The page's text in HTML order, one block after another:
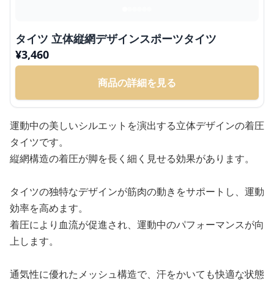
タイツ 立体縦網デザインスポーツタイツ
¥3,460
商品の詳細を見る
運動中の美しいシルエットを演出する立体デザインの着圧
タイツです。
縦網構造の着圧が脚を長く細く見せる効果があります。
タイツの独特なデザインが筋肉の動きをサポートし、運動
効率を高めます。
着圧により血流が促進され、運動中のパフォーマンスが向
上します。
通気性に優れたメッシュ構造で、汗をかいても快適な状態